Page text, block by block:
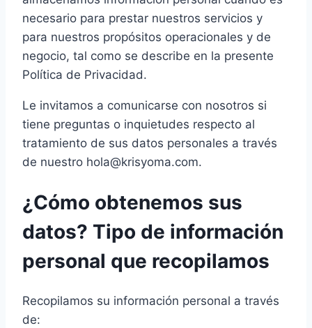
necesario para prestar nuestros servicios y
para nuestros propósitos operacionales y de
negocio, tal como se describe en la presente
Política de Privacidad.
Le invitamos a comunicarse con nosotros si
tiene preguntas o inquietudes respecto al
tratamiento de sus datos personales a través
de nuestro hola@krisyoma.com.
¿Cómo obtenemos sus
datos? Tipo de información
personal que recopilamos
Recopilamos su información personal a través
de: